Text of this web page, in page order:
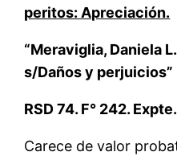
peritos: Apreciación.
“Meraviglia, Daniela
s/Daños y perjuicios”
RSD 74. F° 242.
Carece de valor